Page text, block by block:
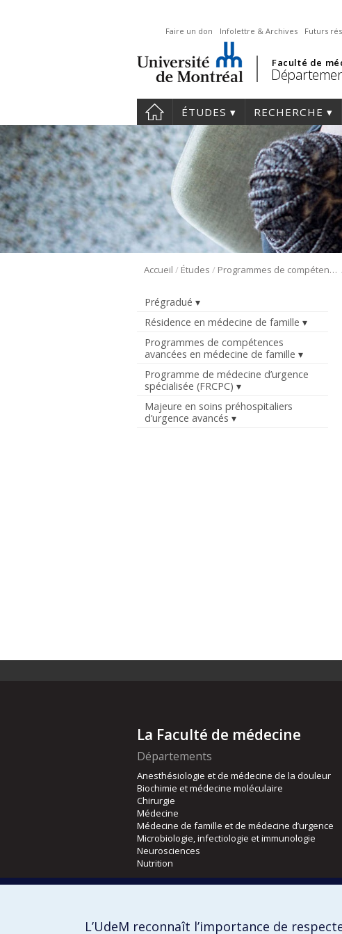
Faire un don Infolettre & Archives Futurs
Faculté de
ÉTUDES RECHERCHE
Accueil / Études / Programmes de compétences avancées en médecine de famille
Prégradué
Résidence en médecine de famille
Programmes de compétences
avancées en médecine de famille
Programme de médecine d’urgence
spécialisée (FRCPC)
Majeure en soins préhospitaliers
d’urgence avancés
La Faculté de médecine
Départements
Anesthésiologie et de médecine de la douleur
Biochimie et médecine moléculaire
Chirurgie
Médecine
Médecine de famille et de médecine d’urgence
Microbiologie, infectiologie et immunologie
Neurosciences
Nutrition
Orthophonie et audiologie
L’UdeM reconnaît l’importance de